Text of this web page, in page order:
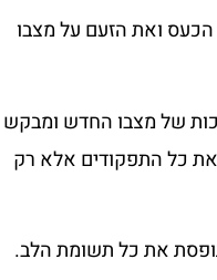
ואת הזעם על מצבו
של מצבו החדש ומבקש
כל התפקודים אלא רק
את כל תשומת הלב.